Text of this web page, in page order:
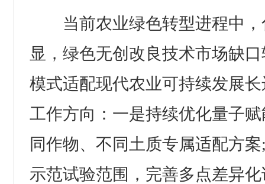
当前农业绿色转型进程中，
显，绿色无创改良技术市场缺
模式适配现代农业可持续发展
工作方向：一是持续优化量子
同作物、不同土质专属适配方
示范试验范围，完善多点差异